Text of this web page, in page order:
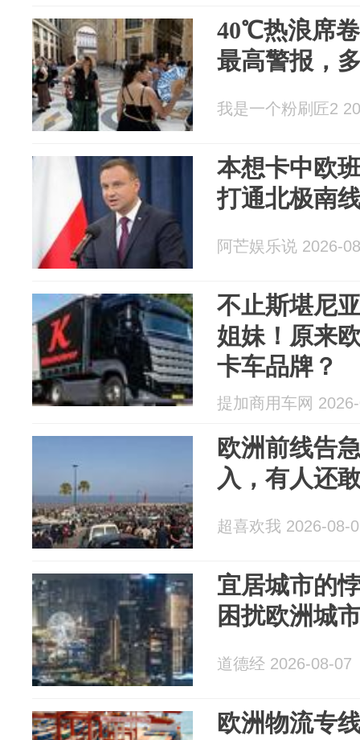
40℃热浪席
最高警报，
我是一个粉刷匠2
本想卡中欧
打通北极南
阿芒娱乐说 2026-
不止斯堪尼
姐妹！原来
卡车品牌？
提加商用车网
欧洲前线告
入，有人还
超喜欢我 2026-08-
宜居城市的
困扰欧洲城
道德经 2026-08-07
欧洲物流专